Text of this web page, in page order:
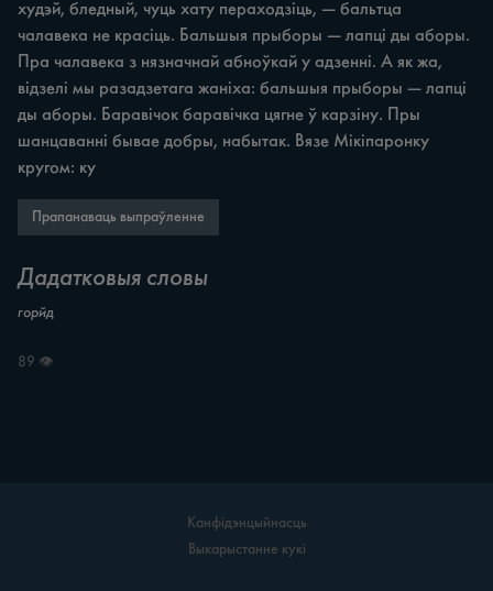
худэй, бледный, чуць хату пераходзіць, — бальтца
чалавека не красіць. Бальшыя прыборы — лапці ды аборы.
Пра чалавека з нязначнай абноўкай у адзенні. А як жа,
відзелі мы разадзетага жаніха: бальшыя прыборы — лапці
ды аборы. Баравічок баравічка цягне ў карзіну. Пры
шанцаванні бывае добры, набытак. Вязе Мікіпаронку
кругом: ку
Прапанаваць выпраўленне
Дадатковыя словы
горйд
89 👁
Канфідэнцыйнасць
Выкарыстанне кукі